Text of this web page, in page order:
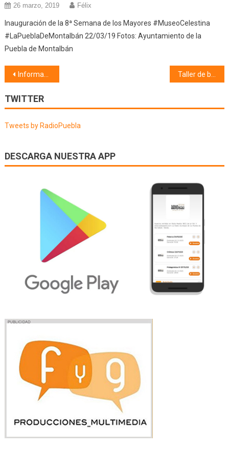
26 marzo, 2019 Félix
Inauguración de la 8ª Semana de los Mayores #MuseoCelestina
#LaPueblaDeMontalbán 22/03/19 Fotos: Ayuntamiento de la
Puebla de Montalbán
Navegación
de
entradas
Información municipal (04/04/25)
TWITTER
Tweets by RadioPuebla
DESCARGA NUESTRA APP